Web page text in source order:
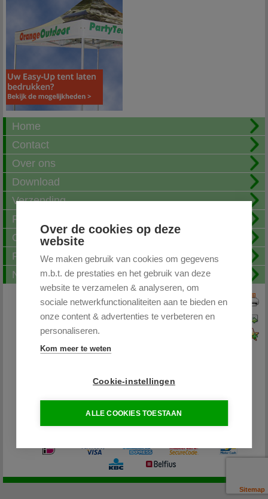
Over de cookies op deze
website
We maken gebruik van cookies om gegevens
m.b.t. de prestaties en het gebruik van deze
website te verzamelen & analyseren, om
sociale netwerkfunctionaliteiten aan te bieden en
onze content & advertenties te verbeteren en
personaliseren.
Kom meer te weten
Cookie-instellingen
ALLE COOKIES TOESTAAN
Home
Contact
Over ons
Download
Verzending
Fotoalbum
Openingstijden
FAQ
Nieuwsbrief
Print deze pagina
Pagina doorsturen
Sitemap